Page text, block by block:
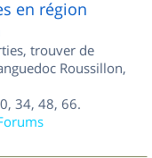
en région
trouver de
Roussillon,
34, 48, 66.